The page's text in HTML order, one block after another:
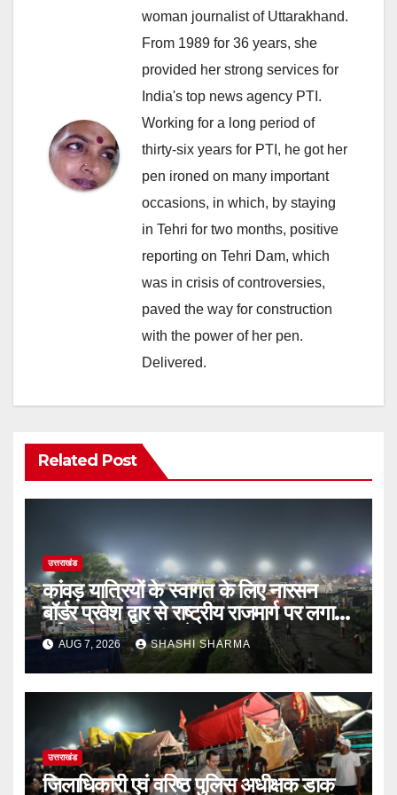
woman journalist of Uttarakhand.
From 1989 for 36 years, she
provided her strong services for
India's top news agency PTI.
Working for a long period of
thirty-six years for PTI, he got her
pen ironed on many important
occasions, in which, by staying
in Tehri for two months, positive
reporting on Tehri Dam, which
was in crisis of controversies,
paved the way for construction
with the power of her pen.
Delivered.
Related Post
उत्तराखंड
कांवड़ यात्रियों के स्वागत के लिए नारसन
बॉर्डर प्रवेश द्वार से राष्ट्रीय राजमार्ग पर लगाई
गई रंगीन एलईडी लाइटें
AUG 7, 2026 SHASHI SHARMA
उत्तराखंड
जिलाधिकारी एवं वरिष्ठ पुलिस अधीक्षक डाक